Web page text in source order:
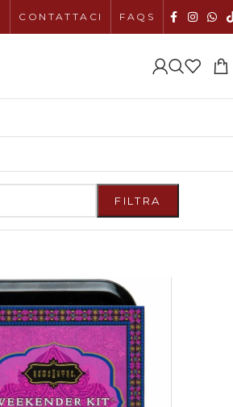
CONTATTACI FAQS
FILTRA